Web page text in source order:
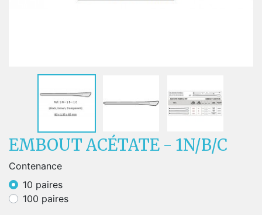
EMBOUT ACÉTATE - 1N/B/C
Contenance
10 paires
100 paires